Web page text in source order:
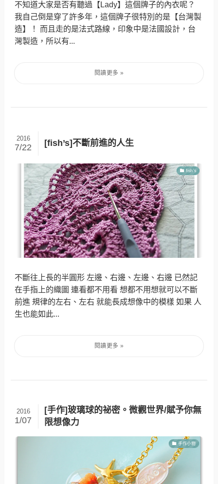
不知道大家是否有聽過【Lady】這個牌子的內衣呢？
我自己倒是穿了許多年，這個牌子很特別的是【台灣製
造】！ 而且走的是法式路線，印象中是法國設計，台
灣製造，所以有...
[fish’s]不斷前進的人生
2016
7/22
fish's
不斷往上長的半圓形 左邊、右邊、左邊、右邊 已然記
在手指上的織圖 連看都不用看 想都不用想就可以不斷
前進 規律的左右、左右 就能長成想像中的模樣 如果 人
生也能如此...
[手作]玻璃球的祕密。微觀世界/賦予你無
限想像力
2016
1/07
手作小物